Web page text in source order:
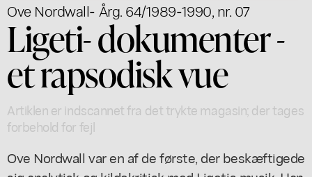
Ove Nordwall- Årg. 64/1989-1990, nr. 07
Ligeti- dokumenter -
et rapsodisk vue
Artiklen er indscannet fra det trykte magasin; der tages
forbehold for fejl
Ove Nordwall var en af de første, der beskæftigede